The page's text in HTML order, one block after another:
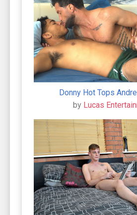
Donny Hot Tops
by Lucas